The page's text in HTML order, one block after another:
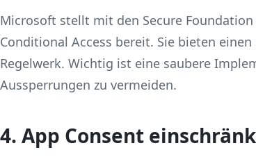
Microsoft stellt mit den Secure
Conditional Access bereit. Sie bieten
Regelwerk. Wichtig ist eine saubere
Aussperrungen zu vermeiden.
4. App Consent